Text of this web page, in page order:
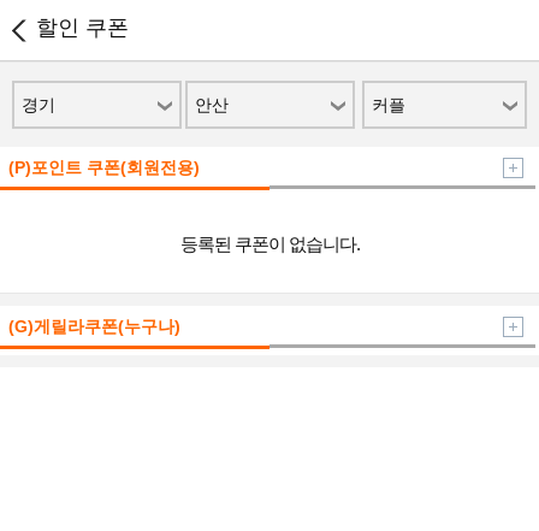
할인 쿠폰
경기 안산 커플
(P)포인트 쿠폰(회원전용)
등록된 쿠폰이 없습니다.
(G)게릴라쿠폰(누구나)